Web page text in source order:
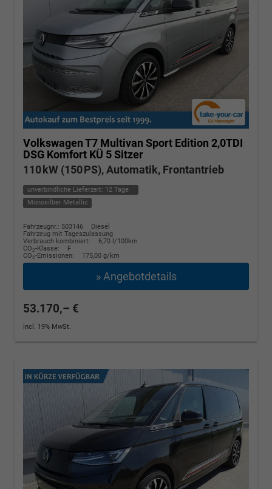
Volkswagen T7 Multivan Sport Edition 2,0TDI
DSG Komfort KÜ 5 Sitzer
110 kW (150 PS), Automatik, Frontantrieb
unverbindliche Lieferzeit: 12 Tage
Monosilber Metallic
Fahrzeugnr.: 503146
Diesel
Fahrzeug mit Tageszulassung
Verbrauch kombiniert:
6,70 l/100km
CO2-Klasse:
F
CO2-Emissionen: 175,00 g/km
» Angebotdetails
53.170,– €
incl. 19% MwSt.